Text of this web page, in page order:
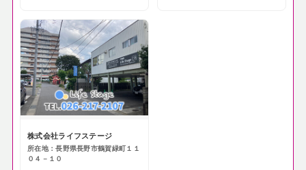
株式会社ライフステージ
所在地：長野県長野市鶴賀緑町１１
０４－１０